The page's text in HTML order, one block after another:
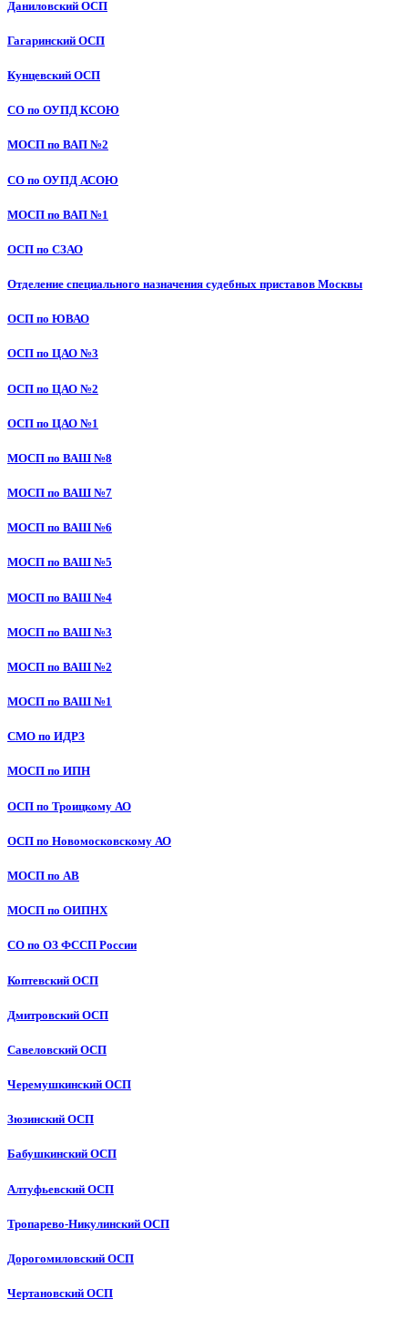
Даниловский ОСП
Гагаринский ОСП
Кунцевский ОСП
СО по ОУПД КСОЮ
МОСП по ВАП №2
СО по ОУПД АСОЮ
МОСП по ВАП №1
ОСП по СЗАО
Отделение специального назначения судебных приставов Москвы
ОСП по ЮВАО
ОСП по ЦАО №3
ОСП по ЦАО №2
ОСП по ЦАО №1
МОСП по ВАШ №8
МОСП по ВАШ №7
МОСП по ВАШ №6
МОСП по ВАШ №5
МОСП по ВАШ №4
МОСП по ВАШ №3
МОСП по ВАШ №2
МОСП по ВАШ №1
СМО по ИДРЗ
МОСП по ИПН
ОСП по Троицкому АО
ОСП по Новомосковскому АО
МОСП по АВ
МОСП по ОИПНХ
СО по ОЗ ФССП России
Коптевский ОСП
Дмитровский ОСП
Савеловский ОСП
Черемушкинский ОСП
Зюзинский ОСП
Бабушкинский ОСП
Алтуфьевский ОСП
Тропарево-Никулинский ОСП
Дорогомиловский ОСП
Чертановский ОСП